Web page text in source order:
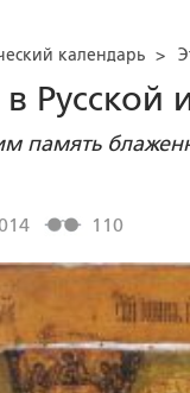
календарь >
Русской
память
110